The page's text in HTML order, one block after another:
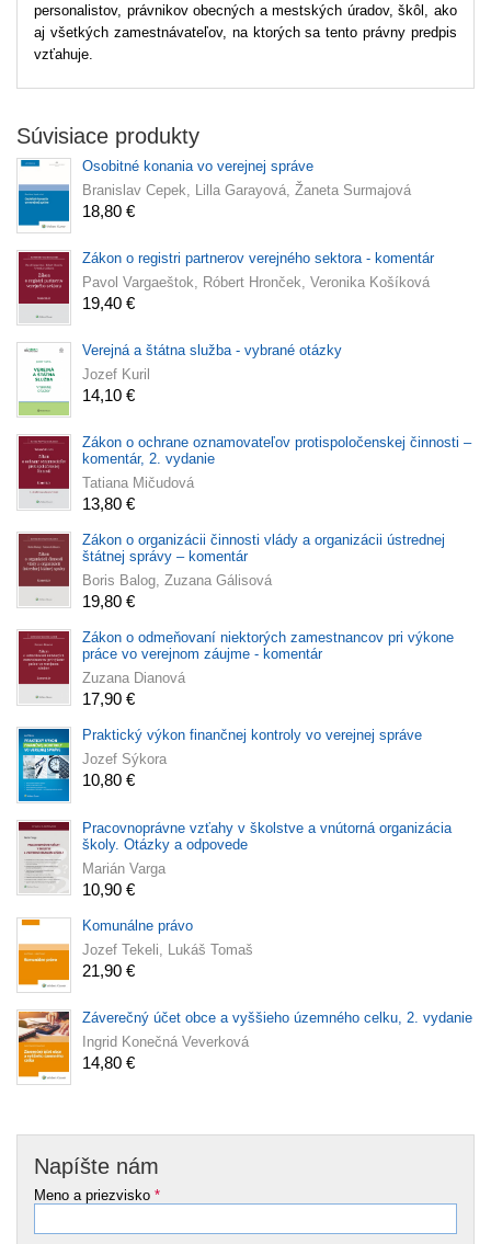
personalistov, právnikov obecných a mestských úradov, škôl, ako
aj všetkých zamestnávateľov, na ktorých sa tento právny predpis
vzťahuje.
Súvisiace produkty
Osobitné konania vo verejnej správe
Branislav Cepek, Lilla Garayová, Žaneta Surmajová
18,80 €
Zákon o registri partnerov verejného sektora - komentár
Pavol Vargaeštok, Róbert Hronček, Veronika Košíková
19,40 €
Verejná a štátna služba - vybrané otázky
Jozef Kuril
14,10 €
Zákon o ochrane oznamovateľov protispoločenskej činnosti –
komentár, 2. vydanie
Tatiana Mičudová
13,80 €
Zákon o organizácii činnosti vlády a organizácii ústrednej
štátnej správy – komentár
Boris Balog, Zuzana Gálisová
19,80 €
Zákon o odmeňovaní niektorých zamestnancov pri výkone
práce vo verejnom záujme - komentár
Zuzana Dianová
17,90 €
Praktický výkon finančnej kontroly vo verejnej správe
Jozef Sýkora
10,80 €
Pracovnoprávne vzťahy v školstve a vnútorná organizácia
školy. Otázky a odpovede
Marián Varga
10,90 €
Komunálne právo
Jozef Tekeli, Lukáš Tomaš
21,90 €
Záverečný účet obce a vyššieho územného celku, 2. vydanie
Ingrid Konečná Veverková
14,80 €
Napíšte nám
Meno a priezvisko *